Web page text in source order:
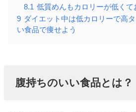
8.1 低質めんもカロリーが低くて
9 ダイエット中は低カロリーで高
い食品で痩せよう
腹持ちのいい食品とは？